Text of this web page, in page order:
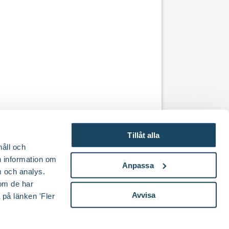
och
information om
och analys.
de har
länken 'Fler
Tillåt alla
Anpassa
Avvisa
Logga in Om cookies